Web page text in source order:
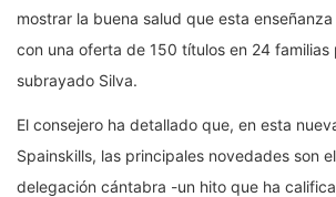
mostrar la buena salud que esta
con una oferta de 150 títulos en 24 familias
subrayado Silva.
El consejero ha detallado que, en esta
Spainskills, las principales novedades son
delegación cántabra -un hito que ha